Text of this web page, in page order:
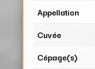
Appellation
Cuvée
Cépage(s)